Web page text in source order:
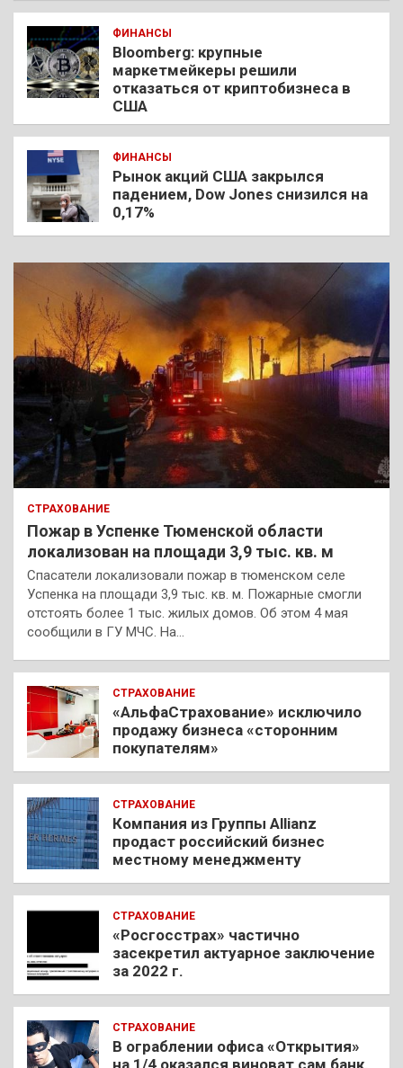
ФИНАНСЫ
Bloomberg: крупные
маркетмейкеры решили
отказаться от криптобизнеса в
США
ФИНАНСЫ
Рынок акций США закрылся
падением, Dow Jones снизился на
0,17%
СТРАХОВАНИЕ
Пожар в Успенке Тюменской области
локализован на площади 3,9 тыс. кв. м
Спасатели локализовали пожар в тюменском селе
Успенка на площади 3,9 тыс. кв. м. Пожарные смогли
отстоять более 1 тыс. жилых домов. Об этом 4 мая
сообщили в ГУ МЧС. На…
СТРАХОВАНИЕ
«АльфаСтрахование» исключило
продажу бизнеса «сторонним
покупателям»
СТРАХОВАНИЕ
Компания из Группы Allianz
продаст российский бизнес
местному менеджменту
СТРАХОВАНИЕ
«Росгосстрах» частично
засекретил актуарное заключение
за 2022 г.
СТРАХОВАНИЕ
В ограблении офиса «Открытия»
на 1/4 оказался виноват сам банк,